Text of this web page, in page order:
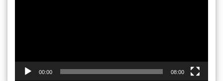
00:00 08:00